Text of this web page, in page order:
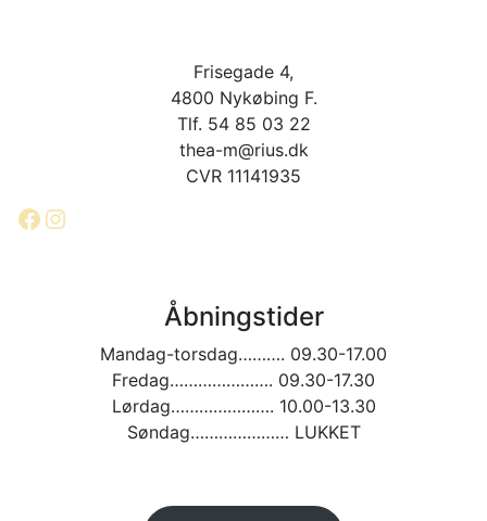
Frisegade 4,
4800 Nykøbing F.
Tlf. 54 85 03 22
thea-m@rius.dk
CVR 11141935
Facebook
Instagram
Åbningstider
Mandag-torsdag………. 09.30-17.00
Fredag…………………. 09.30-17.30
Lørdag…………………. 10.00-13.30
Søndag………………… LUKKET